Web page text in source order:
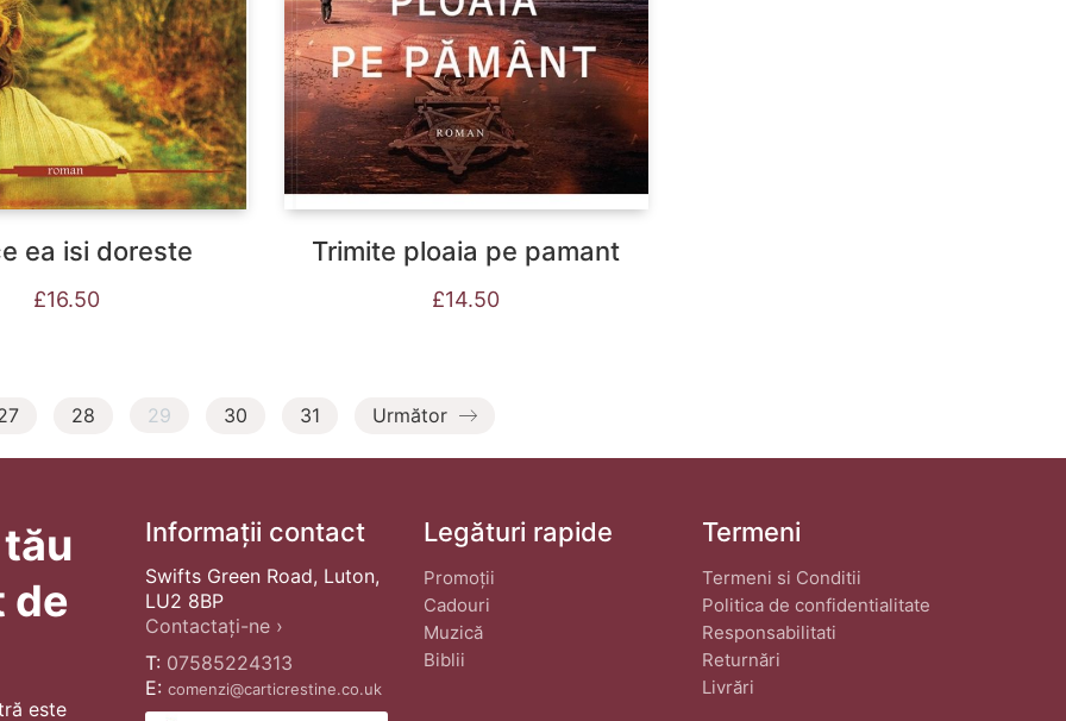
ea isi doreste
£16.50
Trimite ploaia pe pamant
£14.50
28 29 30 31 Următor
de
este
Informații contact
Swifts Green Road, Luton,
LU2 8BP
Contactați-ne ›
T: 07585224313
E: comenzi@carticrestine.co.uk
Legături rapide
Promoții
Cadouri
Muzică
Biblii
Termeni
Termeni si Conditii
Politica de confidentialitate
Responsabilitati
Returnări
Livrări